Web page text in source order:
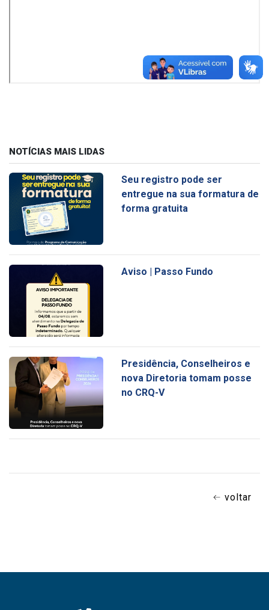
NOTÍCIAS MAIS LIDAS
Seu registro pode ser
entregue na sua formatura de
forma gratuita
Aviso | Passo Fundo
Presidência, Conselheiros e
nova Diretoria tomam posse
no CRQ-V
voltar